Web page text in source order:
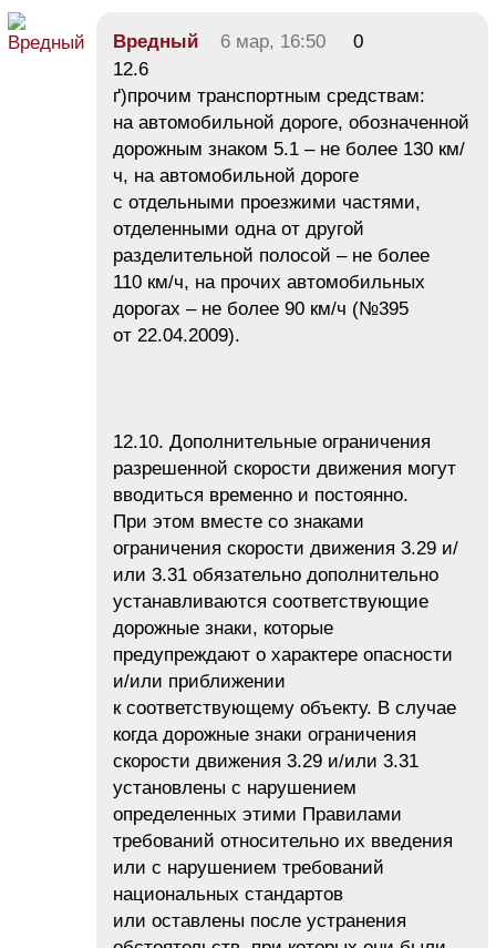
Вредный 6 мар, 16:50
0
12.6
ґ)прочим транспортным средствам:
на автомобильной дороге, обозначенной
дорожным знаком 5.1 – не более 130 км/
ч, на автомобильной дороге
с отдельными проезжими частями,
отделенными одна от другой
разделительной полосой – не более
110 км/ч, на прочих автомобильных
дорогах – не более 90 км/ч (№395
от 22.04.2009).
12.10. Дополнительные ограничения
разрешенной скорости движения могут
вводиться временно и постоянно.
При этом вместе со знаками
ограничения скорости движения 3.29 и/
или 3.31 обязательно дополнительно
устанавливаются соответствующие
дорожные знаки, которые
предупреждают о характере опасности
и/или приближении
к соответствующему объекту. В случае
когда дорожные знаки ограничения
скорости движения 3.29 и/или 3.31
установлены с нарушением
определенных этими Правилами
требований относительно их введения
или с нарушением требований
национальных стандартов
или оставлены после устранения